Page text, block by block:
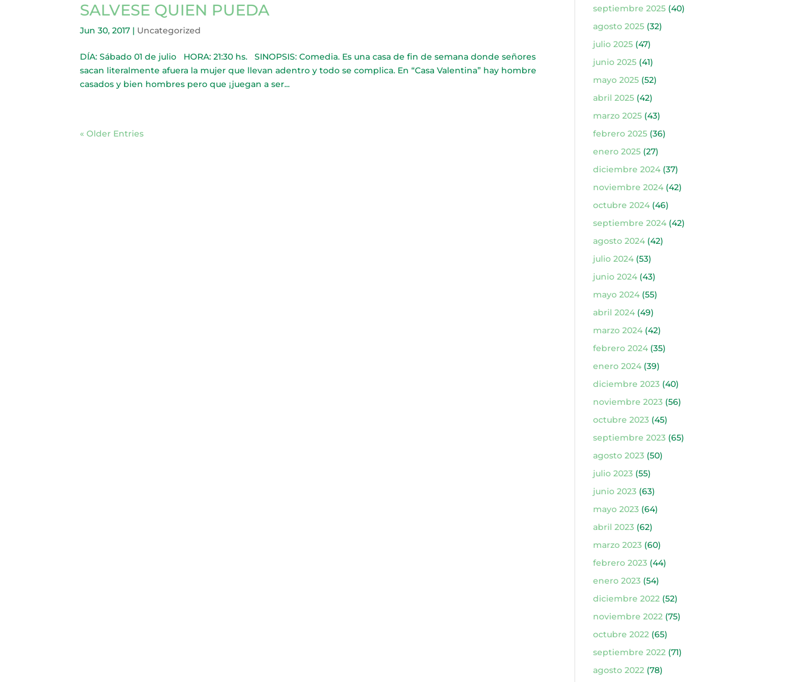
SALVESE QUIEN PUEDA
Jun 30, 2017 | Uncategorized
DÍA: Sábado 01 de julio HORA: 21:30 hs. SINOPSIS: Comedia. Es una casa de fin de semana donde señores
sacan literalmente afuera la mujer que llevan adentro y todo se complica. En “Casa Valentina” hay hombre
casados y bien hombres pero que ¡juegan a ser...
« Older Entries
septiembre 2025(40)
agosto 2025(32)
julio 2025(47)
junio 2025(41)
mayo 2025(52)
abril 2025(42)
marzo 2025(43)
febrero 2025(36)
enero 2025(27)
diciembre 2024(37)
noviembre 2024(42)
octubre 2024(46)
septiembre 2024(42)
agosto 2024(42)
julio 2024(53)
junio 2024(43)
mayo 2024(55)
abril 2024(49)
marzo 2024(42)
febrero 2024(35)
enero 2024(39)
diciembre 2023(40)
noviembre 2023(56)
octubre 2023(45)
septiembre 2023(65)
agosto 2023(50)
julio 2023(55)
junio 2023(63)
mayo 2023(64)
abril 2023(62)
marzo 2023(60)
febrero 2023(44)
enero 2023(54)
diciembre 2022(52)
noviembre 2022(75)
octubre 2022(65)
septiembre 2022(71)
agosto 2022(78)